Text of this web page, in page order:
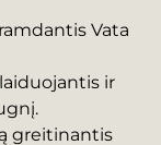
Vata
ir
greitinantis